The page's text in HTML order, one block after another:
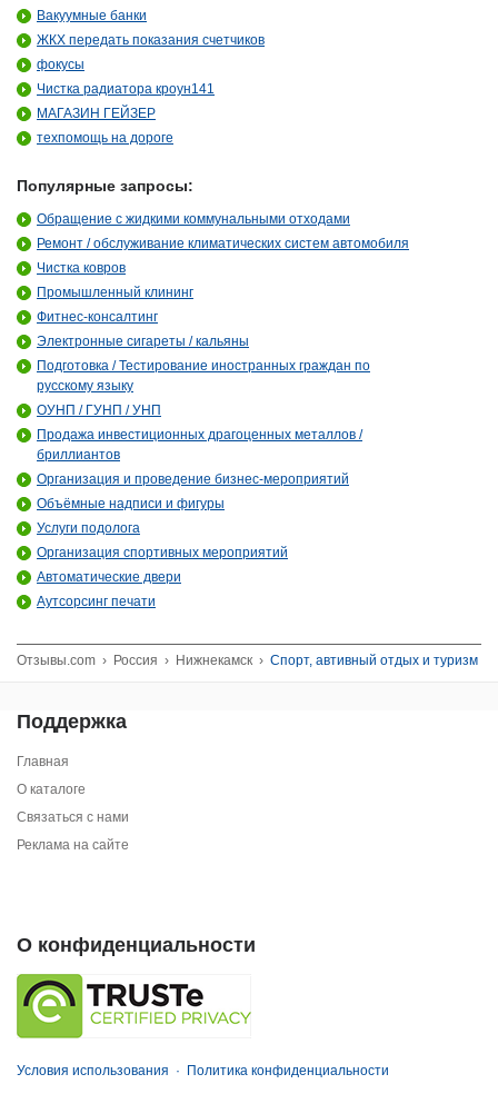
Вакуумные банки
ЖКХ передать показания счетчиков
фокусы
Чистка радиатора кроун141
МАГАЗИН ГЕЙЗЕР
техпомощь на дороге
Популярные запросы:
Обращение с жидкими коммунальными отходами
Ремонт / обслуживание климатических систем автомобиля
Чистка ковров
Промышленный клининг
Фитнес-консалтинг
Электронные сигареты / кальяны
Подготовка / Тестирование иностранных граждан по
русскому языку
ОУНП / ГУНП / УНП
Продажа инвестиционных драгоценных металлов /
бриллиантов
Организация и проведение бизнес-мероприятий
Объёмные надписи и фигуры
Услуги подолога
Организация спортивных мероприятий
Автоматические двери
Аутсорсинг печати
Отзывы.com › Россия › Нижнекамск › Спорт, автивный отдых и туризм
Поддержка
Главная
О каталоге
Связаться с нами
Реклама на сайте
О конфиденциальности
Условия использования · Политика конфиденциальности